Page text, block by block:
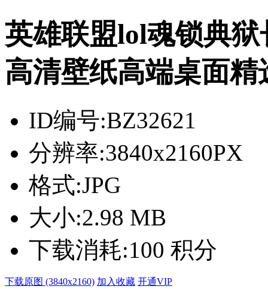
英雄联盟lol魂锁典
高清壁纸高端桌面精
ID编号:BZ32621
分辨率:3840x2160PX
格式:JPG
大小:2.98 MB
下载消耗:100 积分
下载原图 (3840x2160) 加入收藏 开通VIP